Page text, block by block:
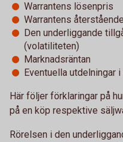
Warrantens lösenpris
Warrantens
Den underliggande
(volatiliteten)
Marknadsräntan
Eventuella utdelningar
Här följer förklaringar på
på en köp respektive
Rörelsen i den